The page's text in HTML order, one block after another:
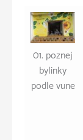
01. poznej
bylinky
podle vune